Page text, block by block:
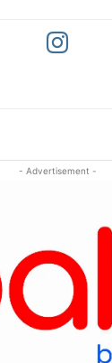
- Advertisement -